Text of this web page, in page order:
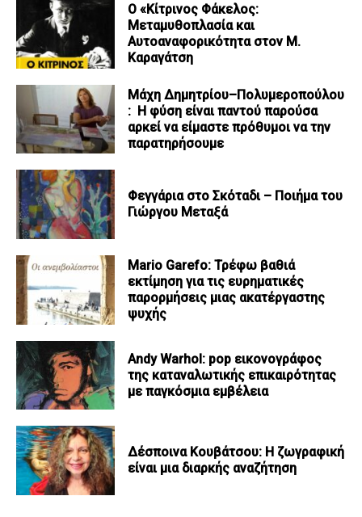
Ο «Κίτρινος Φάκελος:
Μεταμυθοπλασία και
Αυτοαναφορικότητα στον Μ.
Καραγάτση
Μάχη Δημητρίου–Πολυμεροπούλου
: Η φύση είναι παντού παρούσα
αρκεί να είμαστε πρόθυμοι να την
παρατηρήσουμε
Φεγγάρια στο Σκόταδι – Ποιήμα του
Γιώργου Μεταξά
Mario Garefo: Τρέφω βαθιά
εκτίμηση για τις ευρηματικές
παρορμήσεις μιας ακατέργαστης
ψυχής
Andy Warhol: pop εικονογράφος
της καταναλωτικής επικαιρότητας
με παγκόσμια εμβέλεια
Δέσποινα Κουβάτσου: Η ζωγραφική
είναι μια διαρκής αναζήτηση